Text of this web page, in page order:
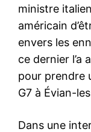
ministre
américain
envers les
ce dernier l’a
pour prendre
G7 à Évian-
Dans une